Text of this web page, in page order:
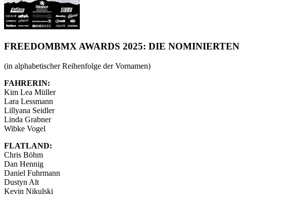
FREEDOMBMX AWARDS 2025: DIE NOMINIERTEN
(in alphabetischer Reihenfolge der Vornamen)
FAHRERIN:
Kim Lea Müller
Lara Lessmann
Lillyana Seidler
Linda Grabner
Wibke Vogel
FLATLAND:
Chris Böhm
Dan Hennig
Daniel Fuhrmann
Dustyn Alt
Kevin Nikulski